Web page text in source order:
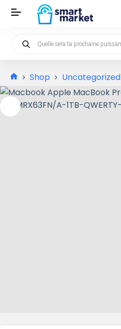
Shop Uncategorized